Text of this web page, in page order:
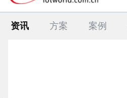
资讯 方案 案例